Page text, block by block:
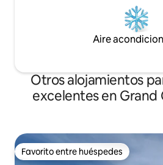
Aire
Otros alojamientos
excelentes en Grand
Favorito entre huéspedes
Favorito entre huéspedes